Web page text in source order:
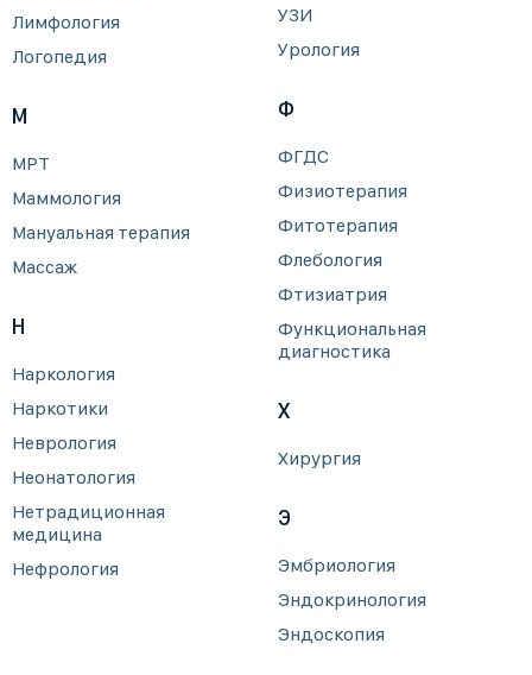
Лимфология
Логопедия
М
МРТ
Маммология
Мануальная терапия
Массаж
Н
Наркология
Наркотики
Неврология
Неонатология
Нетрадиционная
медицина
Нефрология
УЗИ
Урология
Ф
ФГДС
Физиотерапия
Фитотерапия
Флебология
Фтизиатрия
Функциональная
диагностика
Х
Хирургия
Э
Эмбриология
Эндокринология
Эндоскопия